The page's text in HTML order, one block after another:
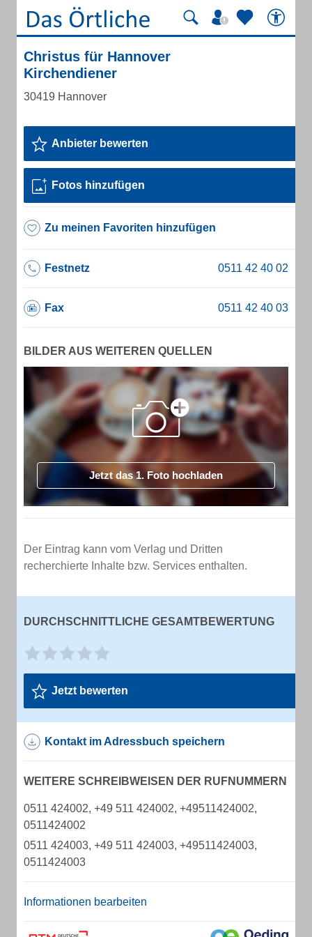
Christus für Hannover
Kirchendiener
30419 Hannover
Anbieter bewerten
Fotos hinzufügen
Zu meinen Favoriten hinzufügen
Festnetz
Fax
BILDER AUS WEITEREN QUELLEN
Jetzt das 1. Foto hochladen
Der Eintrag kann vom Verlag und Dritten
recherchierte Inhalte bzw. Services enthalten.
DURCHSCHNITTLICHE GESAMTBEWERTUNG
Jetzt bewerten
Kontakt im Adressbuch speichern
WEITERE SCHREIBWEISEN DER RUFNUMMERN
0511 424002, +49 511 424002, +49511424002,
0511424002
0511 424003, +49 511 424003, +49511424003,
0511424003
Informationen bearbeiten